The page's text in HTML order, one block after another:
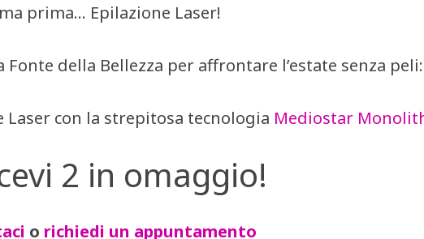
prima… Epilazione Laser!
della Bellezza per affrontare l’estate senza peli:
con la strepitosa tecnologia Mediostar
2 in omaggio!
o richiedi un appuntamento